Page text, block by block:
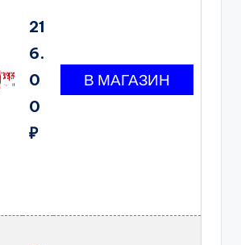
21
6.
0
0
₽